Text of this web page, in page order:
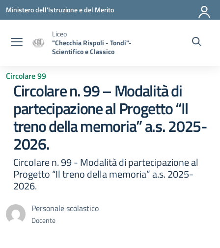
Vai ai contenuti
Vai al menu di navigazione
Vai al footer
Ministero dell'Istruzione e del Merito
Liceo
"Checchia Rispoli - Tondi"-
Scientifico e Classico
Circolare 99
Circolare n. 99 – Modalità di
partecipazione al Progetto “Il
treno della memoria” a.s. 2025-
2026.
Circolare n. 99 - Modalità di partecipazione al
Progetto “Il treno della memoria” a.s. 2025-
2026.
Personale scolastico
Docente